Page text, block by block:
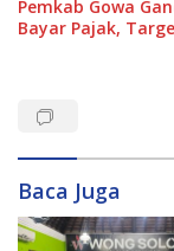
Pemkab Gowa
Bayar Pajak,
Baca Juga